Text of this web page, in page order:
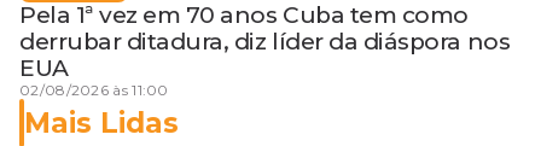
Pela 1ª vez em 70 anos Cuba tem como
derrubar ditadura, diz líder da diáspora nos
EUA
02/08/2026 às 11:00
Mais Lidas